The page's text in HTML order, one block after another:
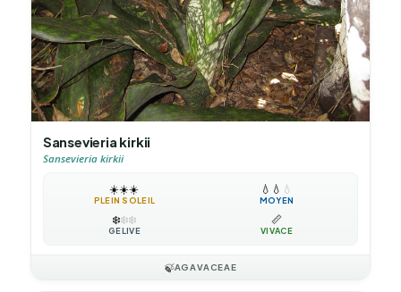
Sansevieria kirkii
Sansevieria kirkii
☀️☀️☀️
PLEIN SOLEIL
💧 💧 💧
MOYEN
❄️❄️❄️
GÉLIVE
📏
VIVACE
🍃AGAVACEAE